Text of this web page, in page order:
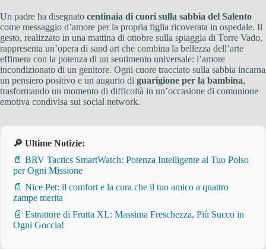
Un padre ha disegnato centinaia di cuori sulla sabbia del Salento
come messaggio d’amore per la propria figlia ricoverata in ospedale. Il
gesto, realizzato in una mattina di ottobre sulla spiaggia di Torre Vado,
rappresenta un’opera di sand art che combina la bellezza dell’arte
effimera con la potenza di un sentimento universale: l’amore
incondizionato di un genitore. Ogni cuore tracciato sulla sabbia incarna
un pensiero positivo e un augurio di guarigione per la bambina,
trasformando un momento di difficoltà in un’occasione di comunione
emotiva condivisa sui social network.
🔎 Ultime Notizie:
📄 BRV Tactics SmartWatch: Potenza Intelligente al Tuo Polso
per Ogni Missione
📄 Nice Pet: il comfort e la cura che il tuo amico a quattro
zampe merita
📄 Estrattore di Frutta XL: Massima Freschezza, Più Succo in
Ogni Goccia!